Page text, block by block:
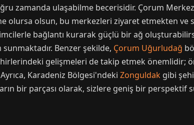
zamanda ulaşabilme becerisidir. Çorum
olursa olsun, bu merkezleri ziyaret etmekten
bağlantı kurarak güçlü bir ağ
Benzer şekilde, Çorum Uğurludağ
gelişmeleri de takip etmek önemlidir;
Karadeniz Bölgesi'ndeki Zonguldak gibi
bir parçası olarak, sizlere geniş bir perspektif